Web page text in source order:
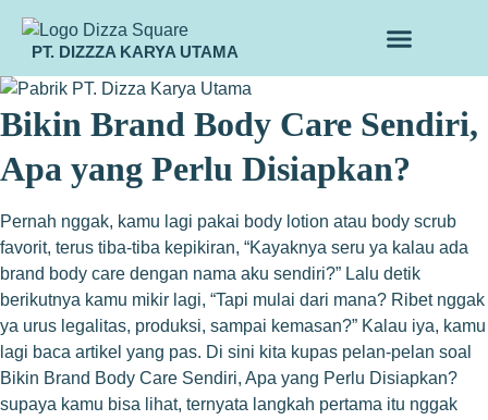
PT. DIZZZA KARYA UTAMA
Bikin Brand Body Care Sendiri,
Apa yang Perlu Disiapkan?
Pernah nggak, kamu lagi pakai body lotion atau body scrub
favorit, terus tiba-tiba kepikiran, “Kayaknya seru ya kalau ada
brand body care dengan nama aku sendiri?” Lalu detik
berikutnya kamu mikir lagi, “Tapi mulai dari mana? Ribet nggak
ya urus legalitas, produksi, sampai kemasan?” Kalau iya, kamu
lagi baca artikel yang pas. Di sini kita kupas pelan-pelan soal
Bikin Brand Body Care Sendiri, Apa yang Perlu Disiapkan?
supaya kamu bisa lihat, ternyata langkah pertama itu nggak